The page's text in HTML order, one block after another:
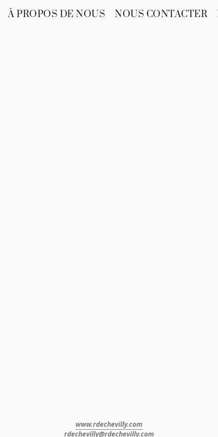
À PROPOS DE NOUS NOUS CONTACTER
www.rdechevilly.com
rdechevilly@rdechevilly.com